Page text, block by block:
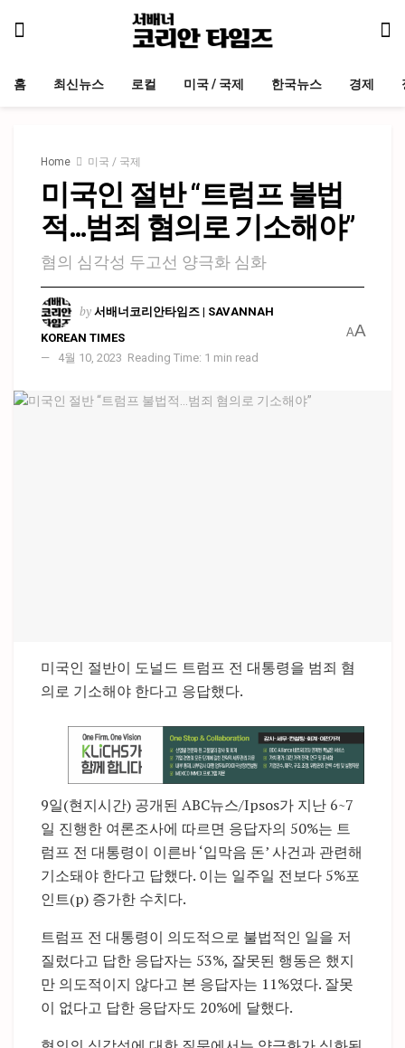
홈 최신뉴스 로컬 미국 / 국제 한국뉴스 경제
Home 미국 / 국제
미국인 절반 “트럼프 불법
적…범죄 혐의로 기소해야”
혐의 심각성 두고선 양극화 심화
by 서배너코리안타임즈 | SAVANNAH
KOREAN TIMES
4월 10, 2023 Reading Time: 1 min read
AA
미국인 절반이 도널드 트럼프 전 대통령을 범죄 혐
의로 기소해야 한다고 응답했다.
9일(현지시간) 공개된 ABC뉴스/Ipsos가 지난 6~7
일 진행한 여론조사에 따르면 응답자의 50%는 트
럼프 전 대통령이 이른바 ‘입막음 돈’ 사건과 관련해
기소돼야 한다고 답했다. 이는 일주일 전보다 5%포
인트(p) 증가한 수치다.
트럼프 전 대통령이 의도적으로 불법적인 일을 저
질렀다고 답한 응답자는 53%, 잘못된 행동은 했지
만 의도적이지 않다고 본 응답자는 11%였다. 잘못
이 없다고 답한 응답자도 20%에 달했다.